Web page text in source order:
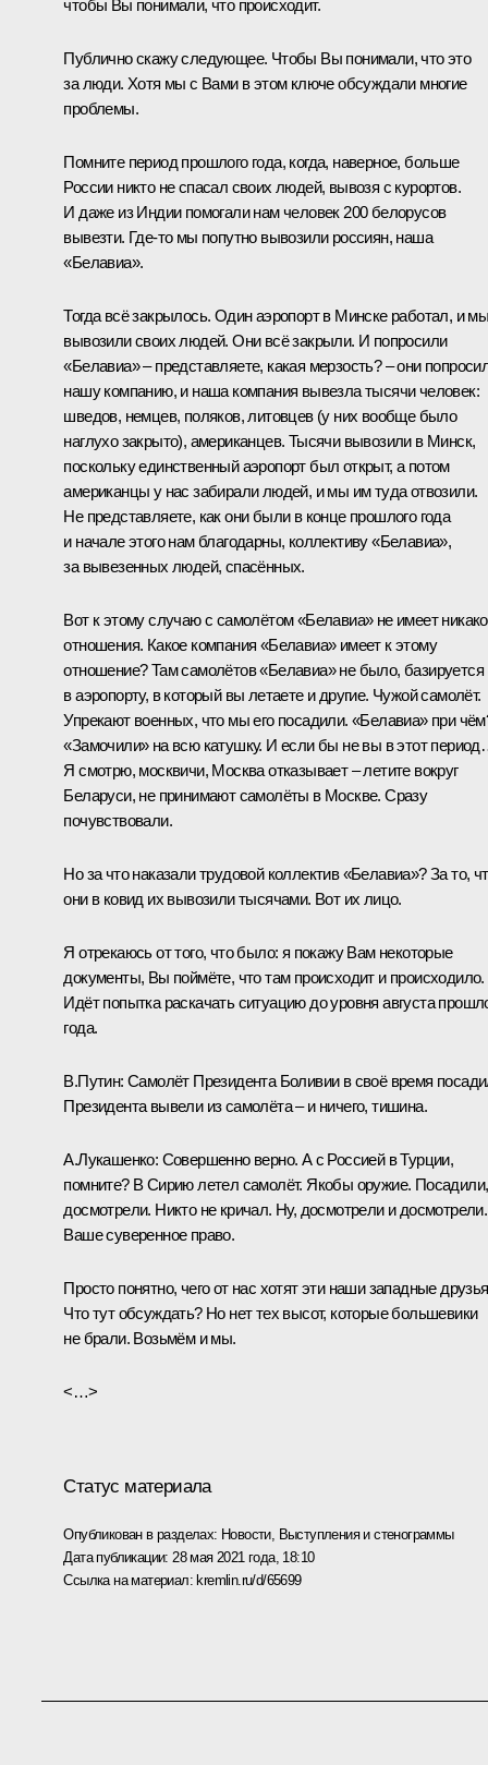
чтобы Вы понимали, что происходит.
Публично скажу следующее. Чтобы Вы понимали, что это
за люди. Хотя мы с Вами в этом ключе обсуждали многие
проблемы.
Помните период прошлого года, когда, наверное, больше
России никто не спасал своих людей, вывозя с курортов.
И даже из Индии помогали нам человек 200 белорусов
вывезти. Где-то мы попутно вывозили россиян, наша
«Белавиа».
Тогда всё закрылось. Один аэропорт в Минске работал, и
вывозили своих людей. Они всё закрыли. И попросили
«Белавиа» – представляете, какая мерзость? – они
нашу компанию, и наша компания вывезла тысячи человек:
шведов, немцев, поляков, литовцев (у них вообще было
наглухо закрыто), американцев. Тысячи вывозили в Минск,
поскольку единственный аэропорт был открыт, а потом
американцы у нас забирали людей, и мы им туда отвозили.
Не представляете, как они были в конце прошлого года
и начале этого нам благодарны, коллективу «Белавиа»,
за вывезенных людей, спасённых.
Вот к этому случаю с самолётом «Белавиа» не имеет
отношения. Какое компания «Белавиа» имеет к этому
отношение? Там самолётов «Белавиа» не было, базируется
в аэропорту, в который вы летаете и другие. Чужой самолёт.
Упрекают военных, что мы его посадили. «Белавиа» при
«Замочили» на всю катушку. И если бы не вы в этот
Я смотрю, москвичи, Москва отказывает – летите вокруг
Беларуси, не принимают самолёты в Москве. Сразу
почувствовали.
Но за что наказали трудовой коллектив «Белавиа»? За то,
они в ковид их вывозили тысячами. Вот их лицо.
Я отрекаюсь от того, что было: я покажу Вам некоторые
документы, Вы поймёте, что там происходит и происходило.
Идёт попытка раскачать ситуацию до уровня августа
года.
В.Путин: Самолёт Президента Боливии в своё время
Президента вывели из самолёта – и ничего, тишина.
А.Лукашенко: Совершенно верно. А с Россией в Турции,
помните? В Сирию летел самолёт. Якобы оружие. Посадили,
досмотрели. Никто не кричал. Ну, досмотрели и досмотрели.
Ваше суверенное право.
Просто понятно, чего от нас хотят эти наши западные
Что тут обсуждать? Но нет тех высот, которые большевики
не брали. Возьмём и мы.
<…>
Статус материала
Опубликован в разделах: Новости, Выступления и стенограммы
Дата публикации: 28 мая 2021 года, 18:10
Ссылка на материал: kremlin.ru/d/65699